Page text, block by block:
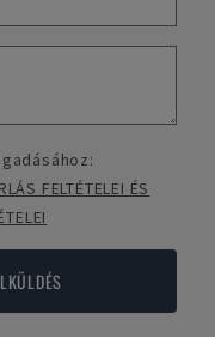
FELTÉTELEI ÉS